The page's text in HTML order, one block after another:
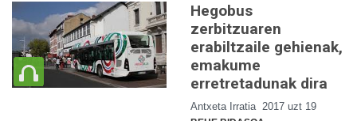
Hegobus
zerbitzuaren
erabiltzaile gehienak,
emakume
erretretadunak dira
Antxeta Irratia 2017 uzt 19